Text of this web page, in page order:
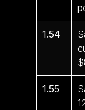
1.54
1.55